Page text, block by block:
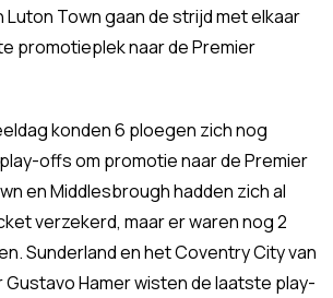
Town gaan de strijd met elkaar
promotieplek naar de Premier
konden 6 ploegen zich nog
offs om promotie naar de Premier
en Middlesbrough hadden zich al
verzekerd, maar er waren nog 2
Sunderland en het Coventry City van
Hamer wisten de laatste play-